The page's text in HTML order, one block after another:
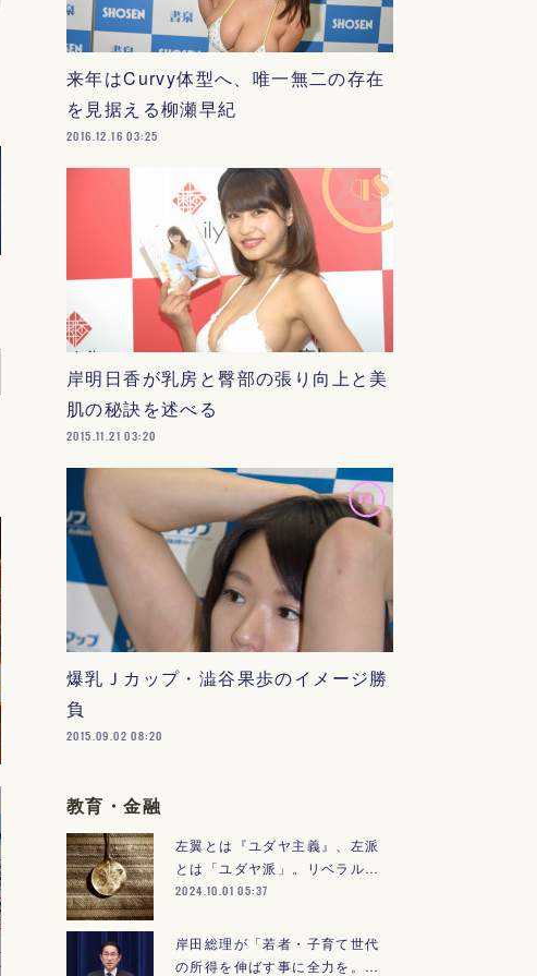
来年はCurvy体型へ、唯一無二の存在
を見据える柳瀬早紀
2016.12.16 03:25
岸明日香が乳房と臀部の張り向上と美
肌の秘訣を述べる
2015.11.21 03:20
爆乳Ｊカップ・澁谷果歩のイメージ勝
負
2015.09.02 08:20
教育・金融
左翼とは『ユダヤ主義』、左派
とは「ユダヤ派」。リベラル…
2024.10.01 05:37
岸田総理が「若者・子育て世代
の所得を伸ばす事に全力を。…